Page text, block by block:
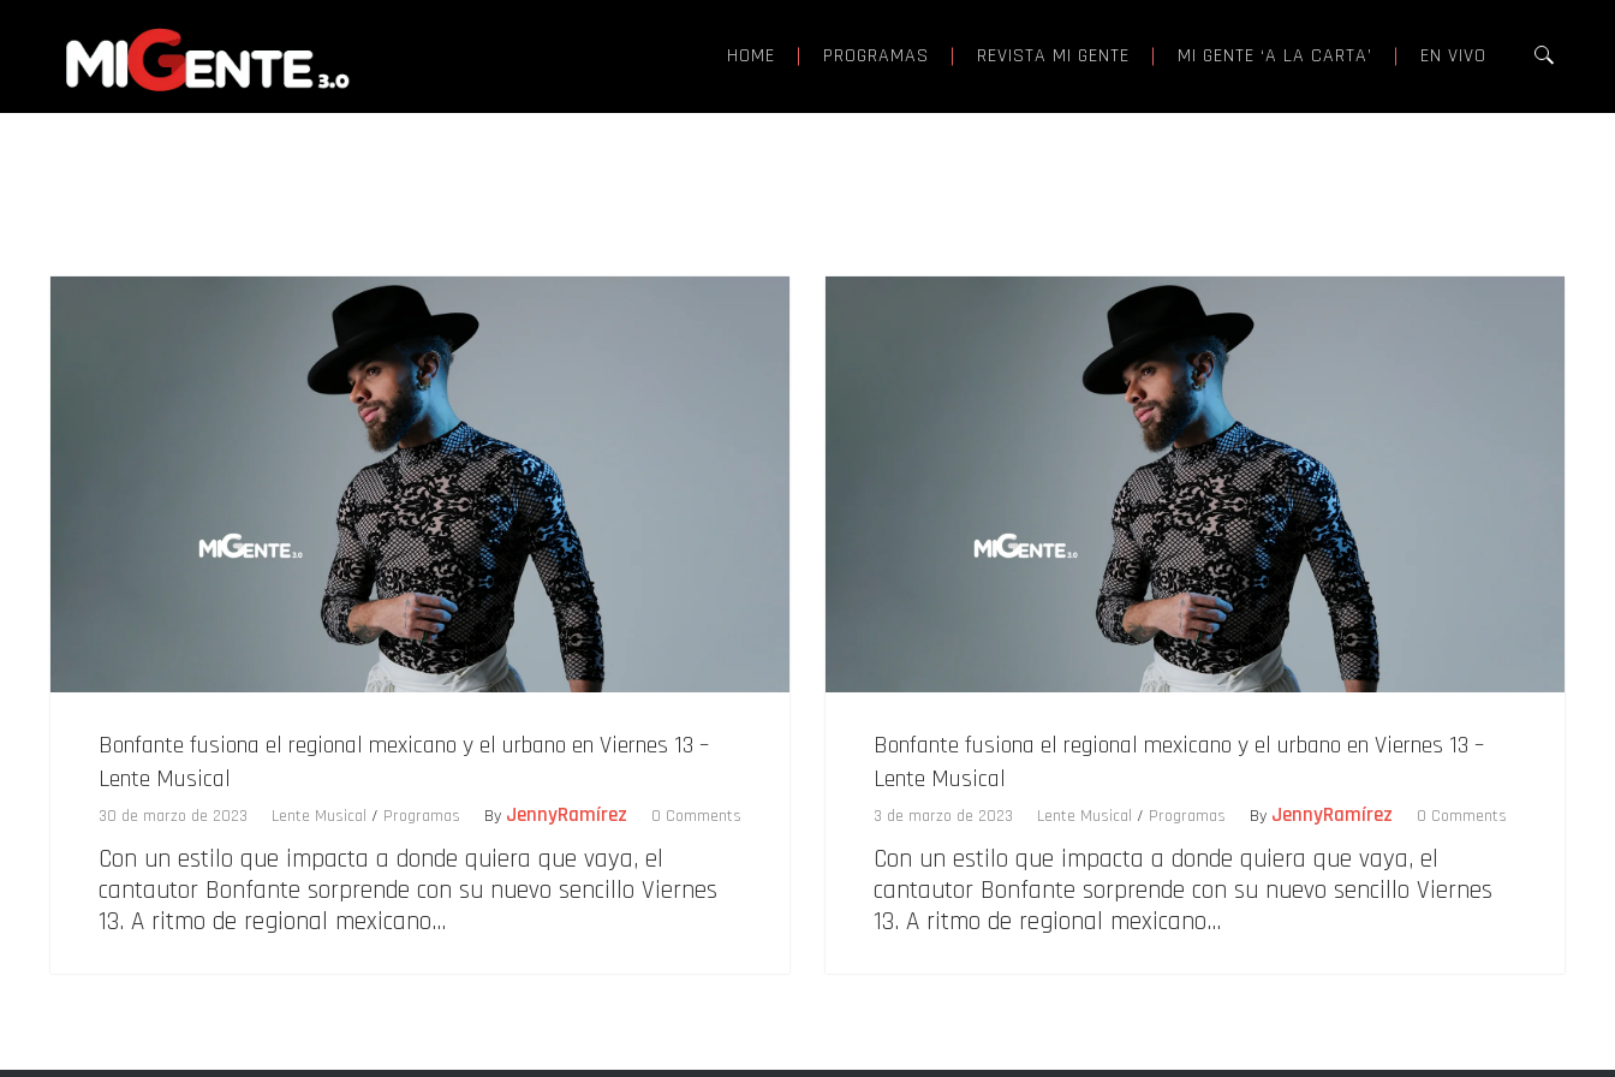
HOME PROGRAMAS REVISTA MI GENTE MI GENTE ‘A LA CARTA’ EN VIVO
Bonfante fusiona el regional mexicano y el urbano en Viernes 13 –
Lente Musical
30 de marzo de 2023 Lente Musical / Programas By JennyRamírez 0 Comments
Con un estilo que impacta a donde quiera que vaya, el
cantautor Bonfante sorprende con su nuevo sencillo Viernes
13. A ritmo de regional mexicano…
Bonfante fusiona el regional mexicano y el urbano en Viernes 13 –
Lente Musical
3 de marzo de 2023 Lente Musical / Programas By JennyRamírez 0 Comments
Con un estilo que impacta a donde quiera que vaya, el
cantautor Bonfante sorprende con su nuevo sencillo Viernes
13. A ritmo de regional mexicano…